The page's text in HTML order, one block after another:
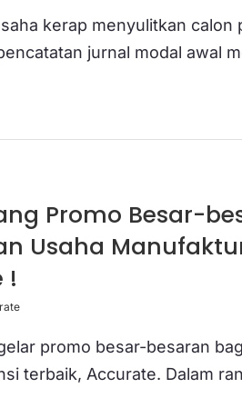
kerap menyulitkan calon
jurnal modal awal
Promo Besar-
Usaha
!
promo besar-besaran
terbaik, Accurate. Dalam